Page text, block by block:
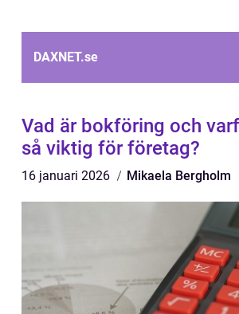
DAXNET.se
Vad är bokföring och
så viktig för företag?
16 januari 2026 Mikaela Bergholm